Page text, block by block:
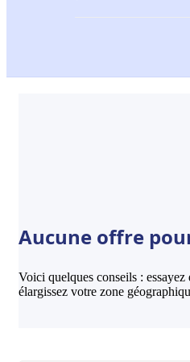
Aucune offre
Voici quelques conseils :
élargissez votre zone